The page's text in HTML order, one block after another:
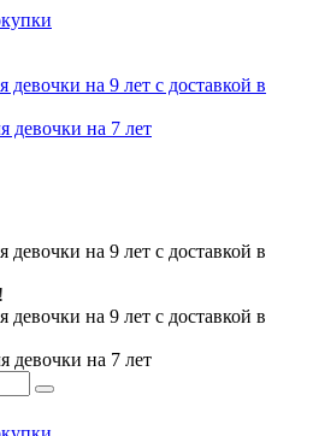
девочки на 7 лет
девочки на 7 лет